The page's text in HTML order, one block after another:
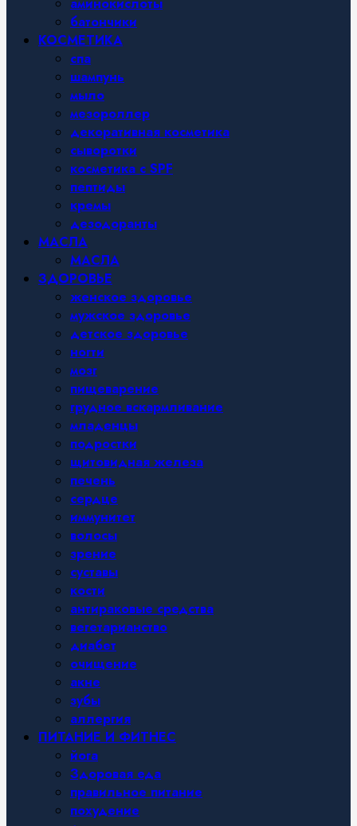
батончики
КОСМЕТИКА
спа
шампунь
мыло
мезороллер
декоративная косметика
сыворотки
косметика с SPF
пептиды
кремы
дезодоранты
МАСЛА
МАСЛА
ЗДОРОВЬЕ
женское здоровье
мужское здоровье
детское здоровье
ногти
мозг
пищеварение
грудное вскармливание
младенцы
подростки
щитовидная железа
печень
сердце
иммунитет
волосы
зрение
суставы
кости
антираковые средства
вегетарианство
диабет
очищение
акне
зубы
аллергия
ПИТАНИЕ И ФИТНЕС
йога
Здоровая еда
правильное питание
похудение